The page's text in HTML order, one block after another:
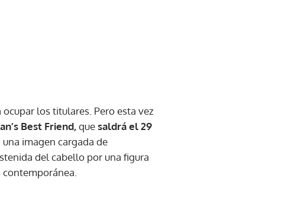
los titulares. Pero esta vez
Best Friend,quesaldrá el 29
imagen cargada de
del cabello por una figura